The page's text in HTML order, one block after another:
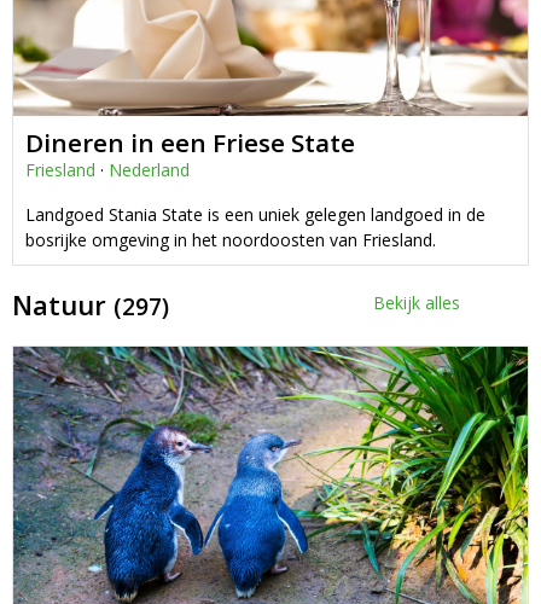
Dineren in een Friese State
Friesland · Nederland
Landgoed Stania State is een uniek gelegen landgoed in de
bosrijke omgeving in het noordoosten van Friesland.
Natuur (297) Bekijk alles